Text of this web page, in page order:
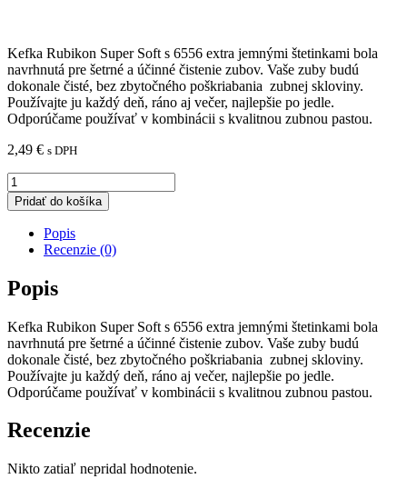
Kefka Rubikon Super Soft s 6556 extra jemnými štetinkami bola
navrhnutá pre šetrné a účinné čistenie zubov. Vaše zuby budú
dokonale čisté, bez zbytočného poškriabania zubnej skloviny.
Používajte ju každý deň, ráno aj večer, najlepšie po jedle.
Odporúčame používať v kombinácii s kvalitnou zubnou pastou.
2,49 € s DPH
množstvo
Námornícka
kefka
Rubikon
Super
6556
ružová
Pridať do košíka
Popis
Recenzie (0)
Popis
Kefka Rubikon Super Soft s 6556 extra jemnými štetinkami bola
navrhnutá pre šetrné a účinné čistenie zubov. Vaše zuby budú
dokonale čisté, bez zbytočného poškriabania zubnej skloviny.
Používajte ju každý deň, ráno aj večer, najlepšie po jedle.
Odporúčame používať v kombinácii s kvalitnou zubnou pastou.
Recenzie
Nikto zatiaľ nepridal hodnotenie.